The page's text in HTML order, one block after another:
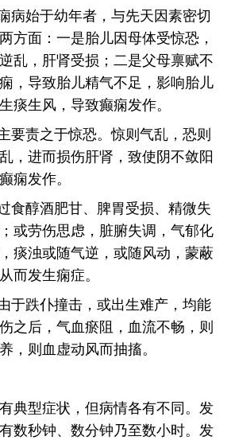
病始于幼年者，与先天因素密切
方面：一是胎儿因母体受惊恐，
乱，肝肾受损；二是父母禀赋不
，导致胎儿精气不足，影响胎儿
痰生风，导致癫痫发作。
要责之于惊恐。惊则气乱，恐则
，进而损伤肝肾，致使阴不敛阳
痫发作。
食醇酒肥甘、脾胃受损、精微失
或劳伤思虑，脏腑失调，气郁化
痰浊或随气逆，或随风动，蒙蔽
而发生痫症。
于跌仆撞击，或出生难产，均能
之后，气血瘀阻，血流不畅，则
，则血虚动风而抽搐。
典型症状，但病情各有不同。发
数秒钟、数分钟乃至数小时。发